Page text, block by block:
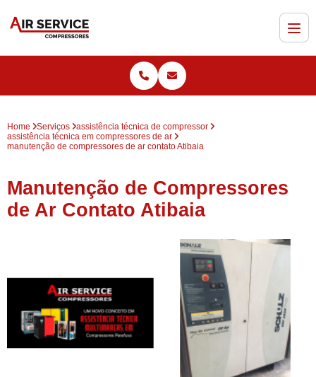
Home Serviços
assistência técnica de compressor
assistência técnica em compressores de ar
manutenção de compressores de ar contato Atibaia
Manutenção de Compressores
de Ar Contato Atibaia